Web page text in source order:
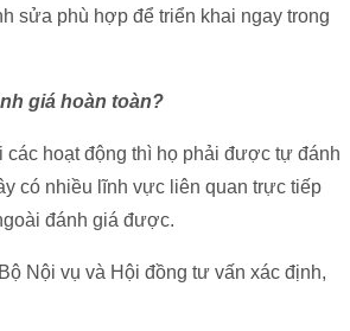
sửa phù hợp để triển khai ngay trong
giá hoàn toàn?
các hoạt động thì họ phải được tự đánh
có nhiều lĩnh vực liên quan trực tiếp
đánh giá được.
Nội vụ và Hội đồng tư vấn xác định,